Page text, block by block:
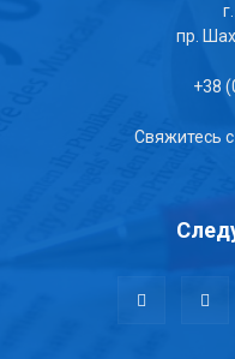
пр.
+38
Свяжитесь